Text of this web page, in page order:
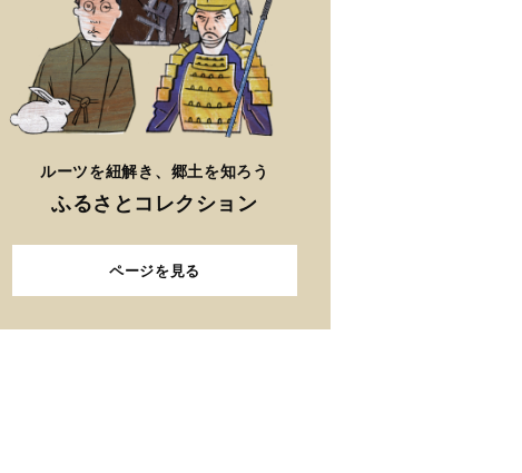
ルーツを紐解き、郷土を知ろう
ふるさとコレクション
ページを見る